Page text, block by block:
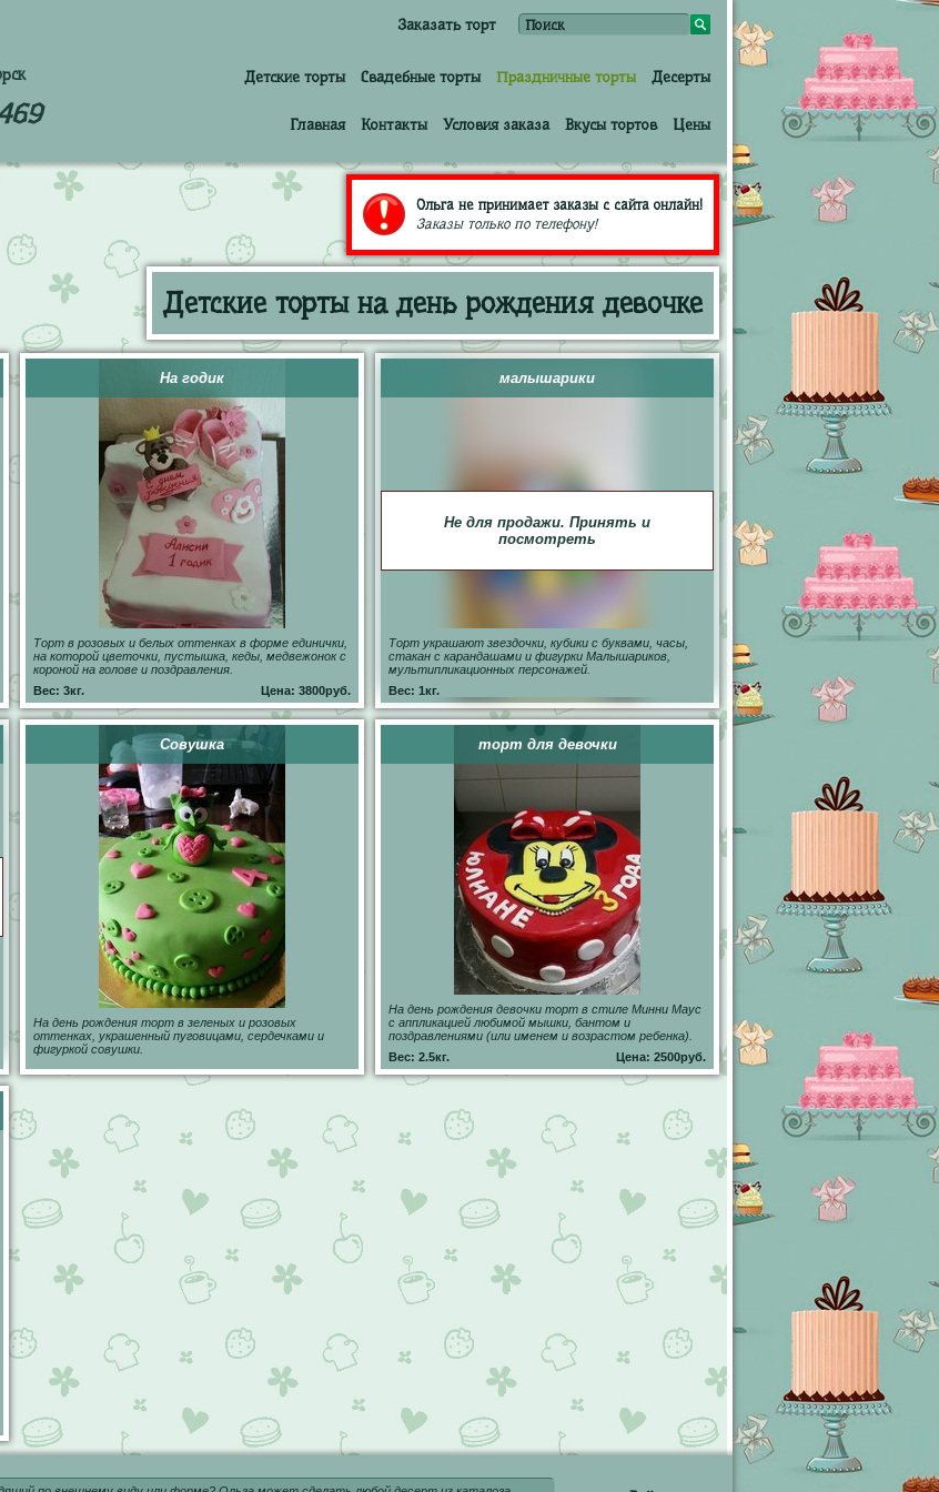
Заказать торт
Детские торты Свадебные торты Праздничные торты Десерты
Главная Контакты Условия заказа Вкусы тортов Цены
Ольга не принимает заказы с сайта онлайн!
Заказы только по телефону!
Детские торты на день рождения девочке
На годик
Торт в розовых и белых оттенках в форме единички,
на которой цветочки, пустышка, кеды, медвежонок с
короной на голове и поздравления.
Вес: 3кг.
Цена: 3800руб.
малышарики
Не для продажи. Принять и
посмотреть
Торт украшают звездочки, кубики с буквами, часы,
стакан с карандашами и фигурки Малышариков,
мультипликационных персонажей.
Вес: 1кг.
Совушка
На день рождения торт в зеленых и розовых
оттенках, украшенный пуговицами, сердечками и
фигуркой совушки.
торт для девочки
На день рождения девочки торт в стиле Минни Маус
с аппликацией любимой мышки, бантом и
поздравлениями (или именем и возрастом ребенка).
Вес: 2.5кг.
Цена: 2500руб.